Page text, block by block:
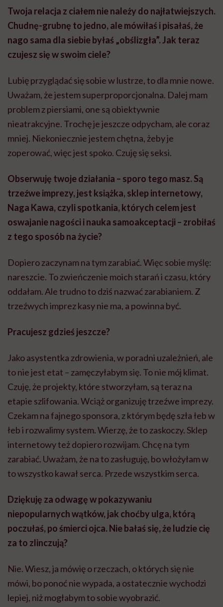
Twoja relacja z ciałem nie należy do najłatwiejszych.
Chudnę-grubnę to jedno, ale mówiłaś i pisałaś, że
nago sama dla siebie byłaś „obślizgła”. Jak teraz
czujesz się w swoim ciele?
Lubię przyglądać się sobie w lustrze, to dla mnie nowe.
Uważam, że jestem superproporcjonalna. Dalej mam
problem z piersiami, one są obiektywnie
nieatrakcyjne. Trochę je jeszcze odpycham, ale coraz
mniej. Niekoniecznie jestem chętna, żeby je
zoperować, więc jest spoko. Czuję się seksi.
Obserwuję twoje działania – sporo tego masz. Są
trzeźwe imprezy, jest książka, sklep internetowy,
Naga Kawa, czyli spotkania, których celem jest
oswajanie nagości i nauka samoakceptacji – zrobiłaś
z tego sposób na życie?
Dopiero zaczynam na tym zarabiać. Więc sobie myślę:
nareszcie. To zwieńczenie moich starań i czasu, który
oddałam. Ale trudno to dziś nazwać zarabianiem. Z
trzeźwych imprez kasy nie ma, a powinna być.
Pracujesz gdzieś jeszcze?
Jako asystentka zdrowienia, w poradni uzależnień, ale
to nie jest etat – zamęczyłabym się. To nie mój klimat.
Czuję, że projekty, które stworzyłam, są teraz na
etapie szlifowania. Wciąż organizuję trzeźwe imprezy.
Czekam na fajnego sponsora, z którym będę szła łeb w
łeb i rozwalimy system. Wierzę, że to zaskoczy. Sklep
internetowy też dopiero rozwijam. Chcę na tym
zarabiać. Uważam, że na to zasługuję, bo włożyłam w
to wszystko kawał serca. Przede wszystkim serca.
Dziękuję za odwagę w pokazywaniu
niepopularnych wątków, jak choćby ulga, którą
poczułaś, po śmierci ojca. Nie bałaś się, że ludzie cię
za to zlinczują?
Nie. Wiesz, ja mówię o rzeczach, o których się nie
mówi, bo ponoć nie wypada, a ostatecznie wychodzi
lepiej, niż mogłabym to sobie wyobrazić.